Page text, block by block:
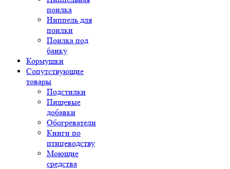
поилка
Ниппель для
поилки
Поилка под
банку
Кормушки
Сопутствующие
товары
Подстилки
Пищевые
добавки
Обогреватели
Книги по
птицеводству
Моющие
средства